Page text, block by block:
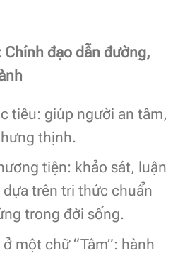
đạo dẫn đường,
tiêu: giúp người an tâm,
thịnh.
tiện: khảo sát, luận
trên tri thức chuẩn
trong đời sống.
một chữ “Tâm”: hành